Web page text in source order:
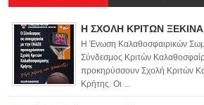
Η ΣΧΟΛΗ ΚΡΙΤΩΝ
Η Ένωση Καλαθοσφαιρικών
Σύνδεσμος Κριτών
προκηρύσσουν Σχολή Κριτών
Κρήτης. Οι ...